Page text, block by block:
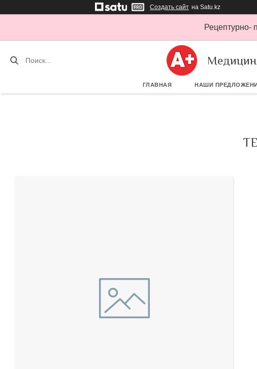
Создать сайт на Satu.kz
Рецептурно-
ГЛАВНАЯ НАШИ